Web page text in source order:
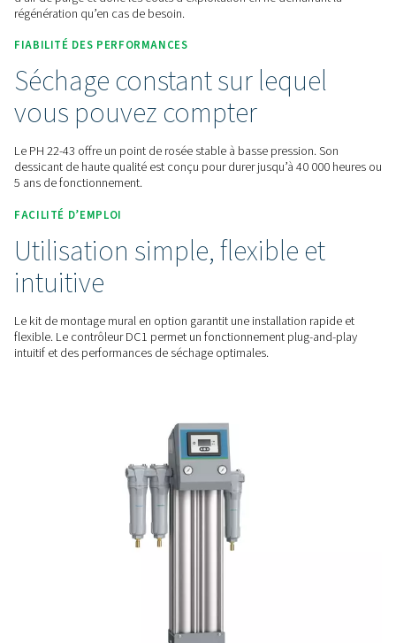
UN RENDEMENT ÉNERGÉTIQUE ÉLEVÉ
Conception optimisée
consommation d’énergie
Profitez d’économies d’énergie grâce au flux d’air optimisé
d’air de purge et donc les coûts d’exploitation en ne
régénération qu’en cas de besoin.
FIABILITÉ DES PERFORMANCES
Séchage constant sur
Le PH 22-43 offre un point de rosée stable à basse
dessicant de haute qualité est conçu pour durer jusqu’à 40
5 ans de fonctionnement.
FACILITÉ D’EMPLOI